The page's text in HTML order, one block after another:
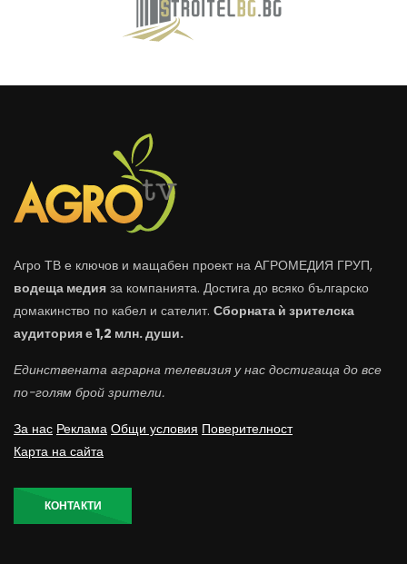
Агро ТВ е ключов и мащабен проект на АГРОМЕДИЯ ГРУП,
водеща медия за компанията. Достига до всяко българско
домакинство по кабел и сателит. Сборната ѝ зрителска
аудитория е 1,2 млн. души.
Единствената аграрна телевизия у нас достигаща до все
по-голям брой зрители.
За нас Реклама Общи условия Поверителност
Карта на сайта
КОНТАКТИ